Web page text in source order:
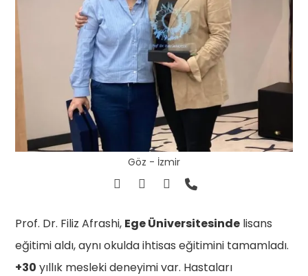
Göz - İzmir
Prof. Dr. Filiz Afrashi, Ege Üniversitesinde lisans
eğitimi aldı, aynı okulda ihtisas eğitimini tamamladı.
+30 yıllık mesleki deneyimi var. Hastaları